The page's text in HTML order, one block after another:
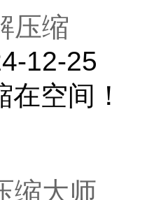
压缩
12-25
空间！
缩大师